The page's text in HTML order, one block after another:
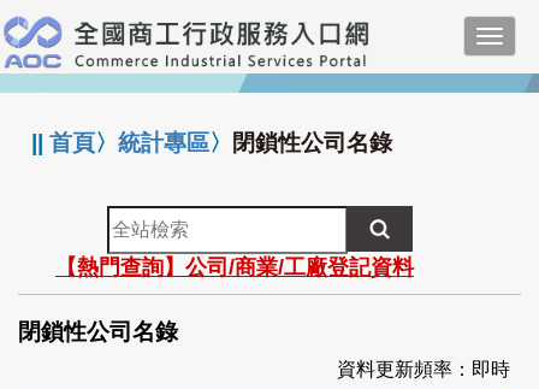
跳
到
主
要
:::
||首頁〉統計專區〉 閉鎖性公司名錄
全
站
檢
索
【熱門查詢】公司/商業/工廠登記資料
閉鎖性公司名錄
資料更新頻率：即時